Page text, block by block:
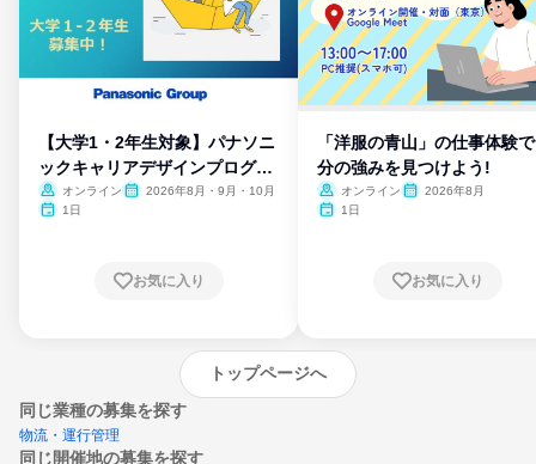
【大学1・2年生対象】パナソニ
ックキャリアデザインプログラ
ム
オンライン
2026年8月・9月・10月
1日
お気に入り
「洋服の青山」の仕事体験
分の強みを見つけよう!
オンライン
2026年8月
1日
お気に入り
トップページへ
同じ業種の募集を探す
物流・運行管理
同じ開催地の募集を探す